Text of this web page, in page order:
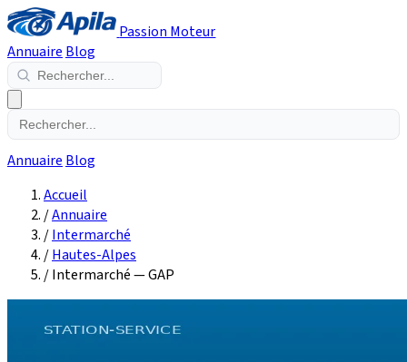
Passion Moteur
Annuaire Blog
Annuaire Blog
Accueil
/Annuaire
/Intermarché
/Hautes-Alpes
/Intermarché — GAP